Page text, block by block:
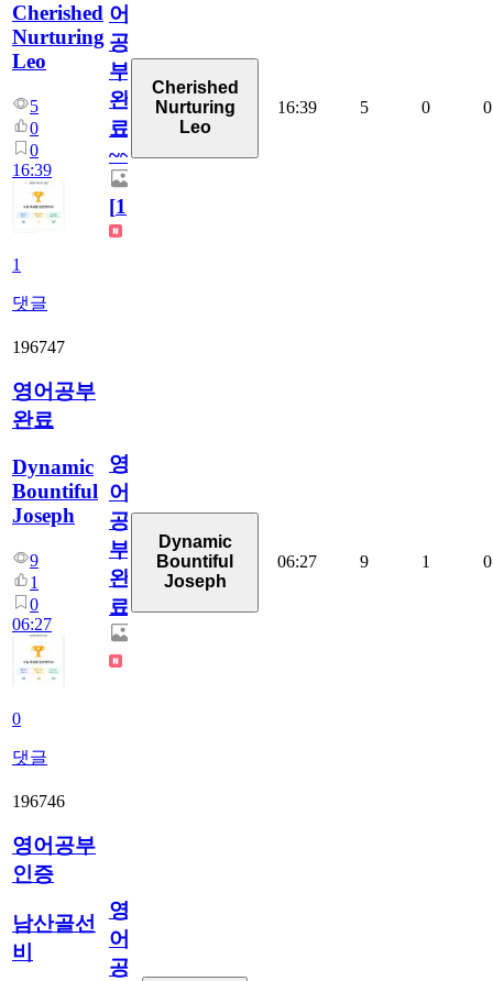
Cherished
Nurturing
Leo
5
0
0
16:39
1
댓글
어
공
부
완
료
~~
[1]
Cherished
Nurturing
Leo
16:39 5 0 0
196747
영어공부
완료
Dynamic
Bountiful
Joseph
9
1
0
06:27
0
댓글
영
어
공
부
완
료
Dynamic
Bountiful
Joseph
06:27 9 1 0
196746
영어공부
인증
남산골선
비
영
어
공